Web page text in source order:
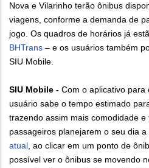
Nova e Vilarinho terão ônibus
viagens, conforme a demanda de
jogo. Os quadros de horários já
BHTrans – e os usuários também
SIU Mobile.
SIU Mobile - Com o aplicativo para
usuário sabe o tempo estimado
trazendo assim mais comodidade
passageiros planejarem o seu dia a
atual, ao clicar em um ponto de
possível ver o ônibus se movendo